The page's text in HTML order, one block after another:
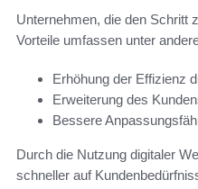
Unternehmen, die den Schritt
Vorteile umfassen unter
Erhöhung der Effizienz
Erweiterung des
Bessere
Durch die Nutzung digitaler
schneller auf